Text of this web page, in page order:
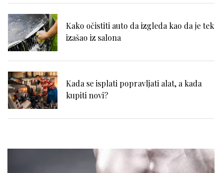
Kako očistiti auto da izgleda kao da je tek
izašao iz salona
Kada se isplati popravljati alat, a kada
kupiti novi?
potcenjuju?